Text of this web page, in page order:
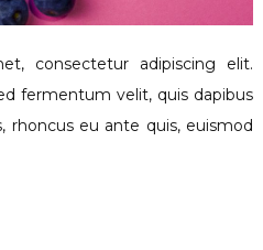
consectetur adipiscing elit.
fermentum velit, quis dapibus
rhoncus eu ante quis, euismod